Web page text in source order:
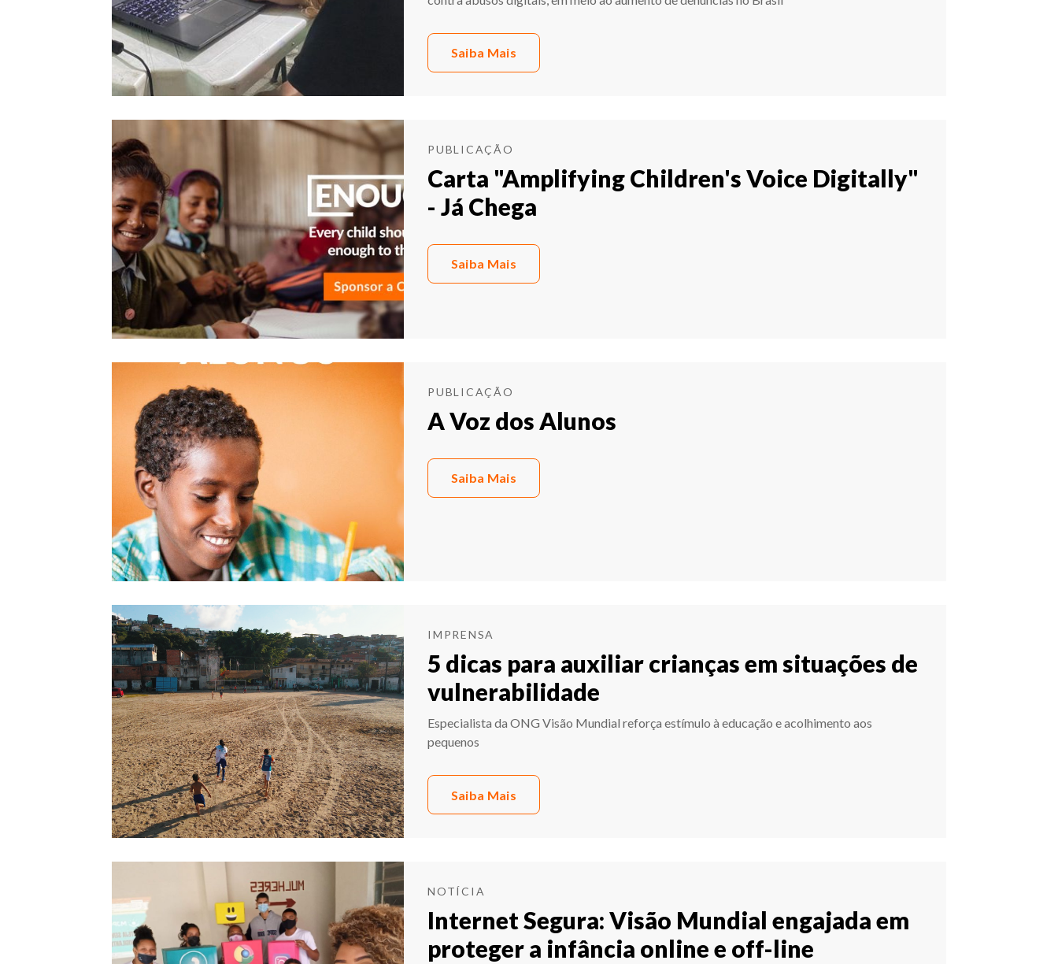
Saiba Mais
PUBLICAÇÃO
Carta "Amplifying Children's Voice Digitally"
- Já Chega
Saiba Mais
PUBLICAÇÃO
A Voz dos Alunos
Saiba Mais
IMPRENSA
5 dicas para auxiliar crianças em situações de
vulnerabilidade
Especialista da ONG Visão Mundial reforça estímulo à educação e acolhimento aos
pequenos
Saiba Mais
NOTÍCIA
Internet Segura: Visão Mundial engajada em
proteger a infância online e off-line